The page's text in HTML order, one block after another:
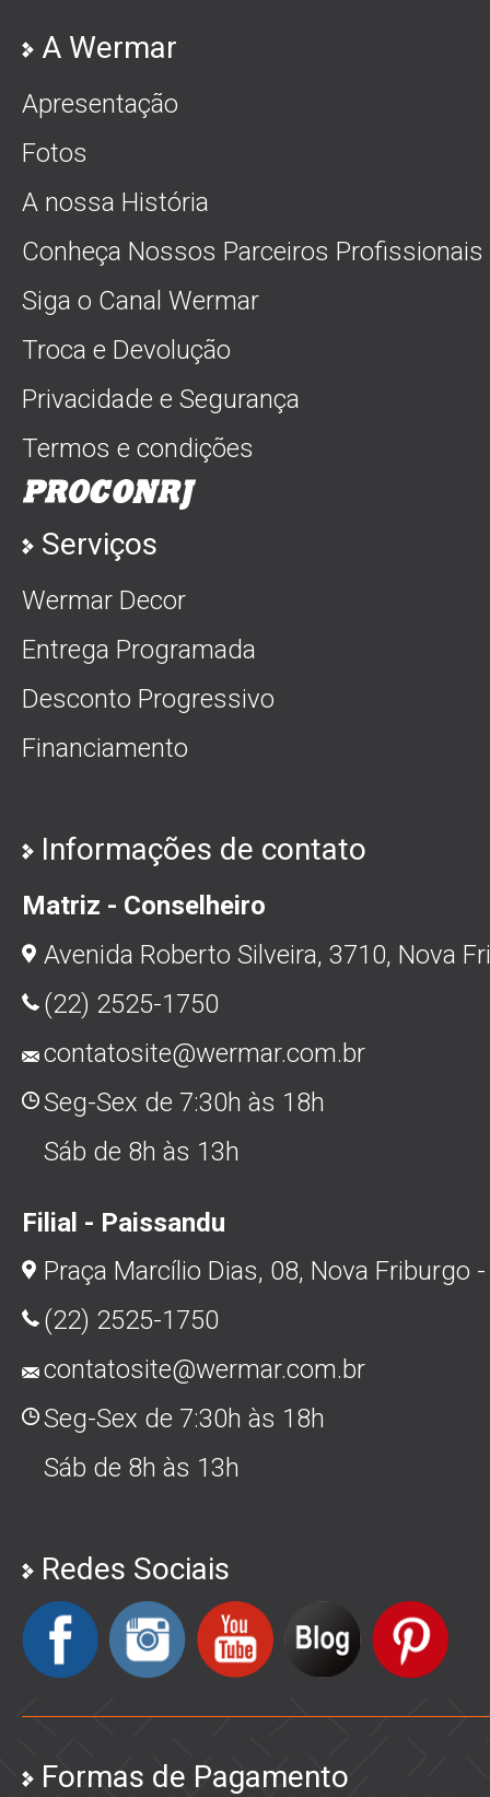
A Wermar
Apresentação
Fotos
A nossa História
Conheça Nossos Parceiros Profissionais
Siga o Canal Wermar
Troca e Devolução
Privacidade e Segurança
Termos e condições
Serviços
Wermar Decor
Entrega Programada
Desconto Progressivo
Financiamento
Informações de contato
Matriz - Conselheiro
Avenida Roberto Silveira, 3710, Nova
(22) 2525-1750
contatosite@wermar.com.br
Seg-Sex de 7:30h às 18h
Sáb de 8h às 13h
Filial - Paissandu
Praça Marcílio Dias, 08, Nova Friburgo
(22) 2525-1750
contatosite@wermar.com.br
Seg-Sex de 7:30h às 18h
Sáb de 8h às 13h
Redes Sociais
Formas de Pagamento